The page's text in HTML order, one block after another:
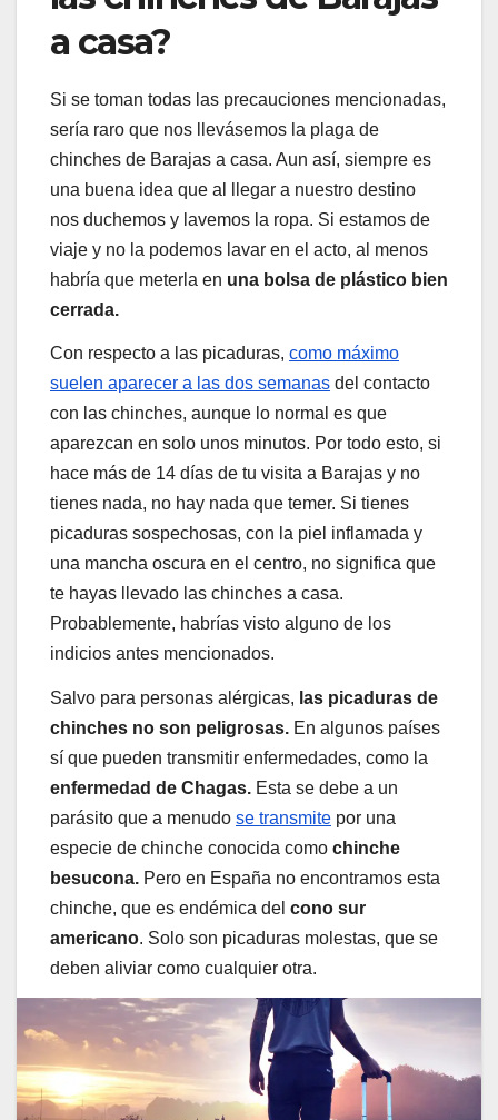
a casa?
Si se toman todas las precauciones mencionadas,
sería raro que nos llevásemos la plaga de
chinches de Barajas a casa. Aun así, siempre es
una buena idea que al llegar a nuestro destino
nos duchemos y lavemos la ropa. Si estamos de
viaje y no la podemos lavar en el acto, al menos
habría que meterla en una bolsa de plástico bien
cerrada.
Con respecto a las picaduras, como máximo
suelen aparecer a las dos semanas del contacto
con las chinches, aunque lo normal es que
aparezcan en solo unos minutos. Por todo esto, si
hace más de 14 días de tu visita a Barajas y no
tienes nada, no hay nada que temer. Si tienes
picaduras sospechosas, con la piel inflamada y
una mancha oscura en el centro, no significa que
te hayas llevado las chinches a casa.
Probablemente, habrías visto alguno de los
indicios antes mencionados.
Salvo para personas alérgicas, las picaduras de
chinches no son peligrosas. En algunos países
sí que pueden transmitir enfermedades, como la
enfermedad de Chagas. Esta se debe a un
parásito que a menudo se transmite por una
especie de chinche conocida como chinche
besucona. Pero en España no encontramos esta
chinche, que es endémica del cono sur
americano. Solo son picaduras molestas, que se
deben aliviar como cualquier otra.